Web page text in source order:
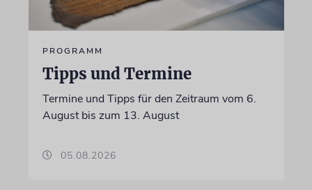
PROGRAMM
Tipps und Termine
Termine und Tipps für den Zeitraum vom 6.
August bis zum 13. August
05.08.2026